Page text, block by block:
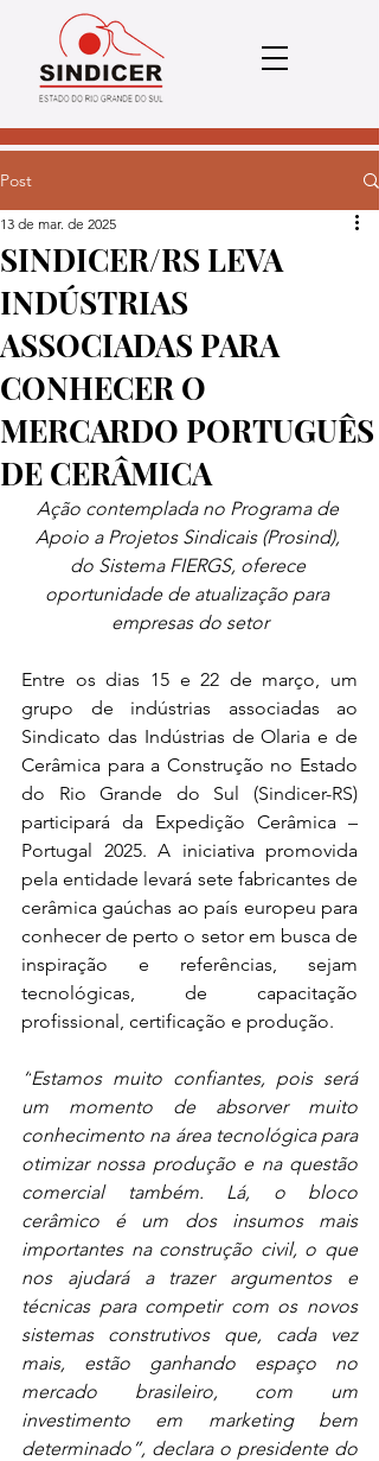
Post
SINDICER/RS LEVA
INDÚSTRIAS
ASSOCIADAS PARA
CONHECER O
MERCARDO PORTUGUÊS
DE CERÂMICA
13 de mar. de 2025
Ação contemplada no Programa de
Apoio a Projetos Sindicais (Prosind),
do Sistema FIERGS, oferece
oportunidade de atualização para
empresas do setor
Entre os dias 15 e 22 de março, um
grupo de indústrias associadas ao
Sindicato das Indústrias de Olaria e de
Cerâmica para a Construção no Estado
do Rio Grande do Sul (Sindicer-RS)
participará da Expedição Cerâmica –
Portugal 2025. A iniciativa promovida
pela entidade levará sete fabricantes de
cerâmica gaúchas ao país europeu para
conhecer de perto o setor em busca de
inspiração e referências, sejam
tecnológicas, de capacitação
profissional, certificação e produção.
“Estamos muito confiantes, pois será
um momento de absorver muito
conhecimento na área tecnológica para
otimizar nossa produção e na questão
comercial também. Lá, o bloco
cerâmico é um dos insumos mais
importantes na construção civil, o que
nos ajudará a trazer argumentos e
técnicas para competir com os novos
sistemas construtivos que, cada vez
mais, estão ganhando espaço no
mercado brasileiro, com um
investimento em marketing bem
determinado”, declara o presidente do